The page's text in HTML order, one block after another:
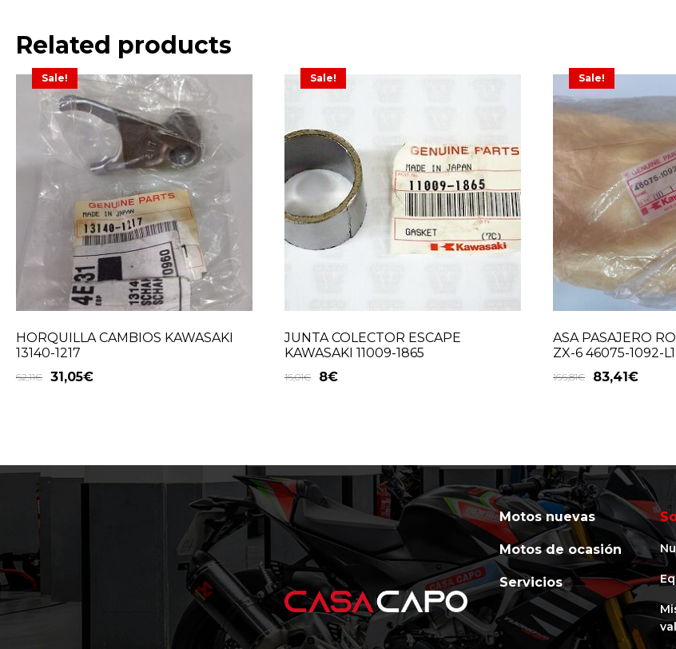
Related products
Sale!
HORQUILLA CAMBIOS KAWASAKI
13140-1217
62,11€ 31,05€
Sale!
JUNTA COLECTOR ESCAPE
KAWASAKI 11009-1865
16,01€ 8€
Sale!
ASA PASAJERO
ZX-6 46075-1092-L1
166,81€ 83,41€
Motos nuevas
Motos de ocasión
Servicios